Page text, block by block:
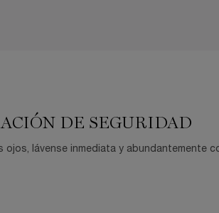
DE SEGURIDAD
lávense inmediata y abundantemente